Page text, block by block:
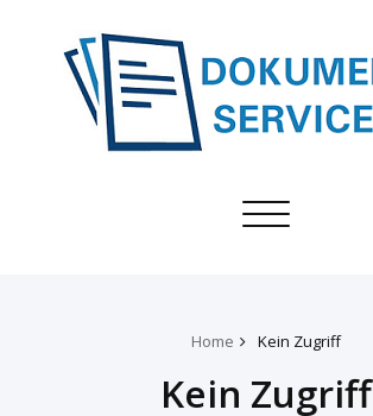
Toggle
Home Kein Zugriff
Kein Zugriff